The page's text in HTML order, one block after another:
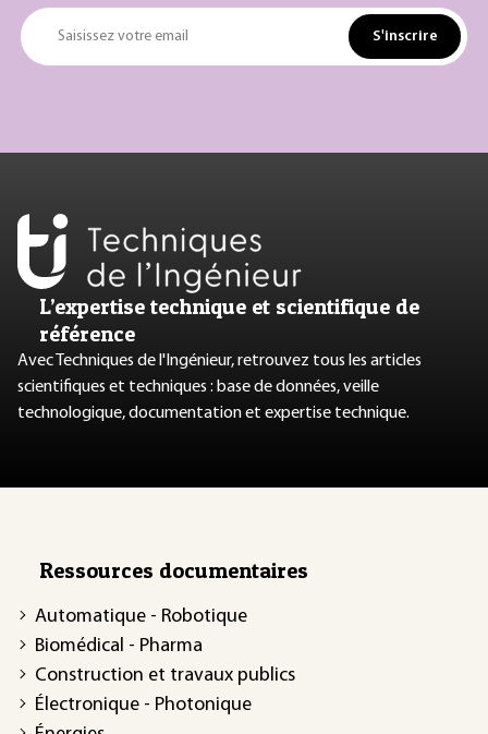
Saisissez votre email S'inscrire
L’expertise technique et scientifique de
référence
Avec Techniques de l'Ingénieur, retrouvez tous les articles
scientifiques et techniques : base de données, veille
technologique, documentation et expertise technique.
Ressources documentaires
Automatique - Robotique
Biomédical - Pharma
Construction et travaux publics
Électronique - Photonique